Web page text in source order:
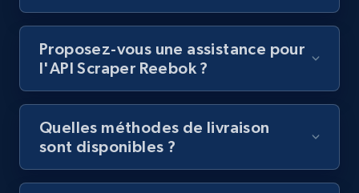
Lazada - Products - Discover products by
category URL or brand URL
price, Currency, Stock, and more.
991+ 164+
Proposez-vous une assistance pour
l'API Scraper Reebok ?
Quelles méthodes de livraison
sont disponibles ?